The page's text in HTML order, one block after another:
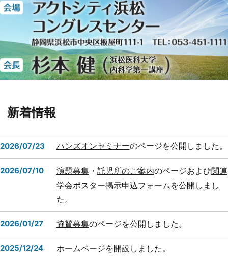
新着情報
2026/07/23 ハンズオンセミナーのページを公開しました。
2026/07/10 演題募集・ 託児所のご案内のページおよび関連
学会ポスター掲示申込フォーム を公開しまし
た。
2026/01/27 協賛募集のページを公開しました。
2025/12/24 ホームページを開設しました。